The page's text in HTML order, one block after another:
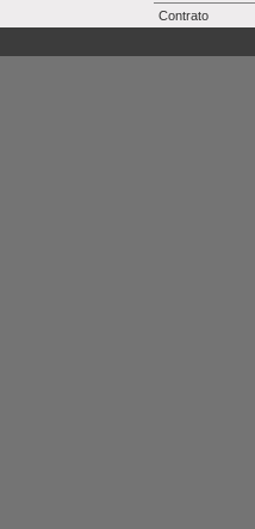
Contrato